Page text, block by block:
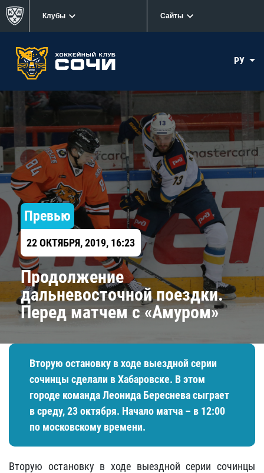
Клубы Сайты
РУ
Превью
22 ОКТЯБРЯ, 2019, 16:23
Продолжение
дальневосточной поездки.
Перед матчем с «Амуром»
Вторую остановку в ходе выездной серии
сочинцы сделали в Хабаровске. В этом
городе команда Леонида Береснева сыграет
в среду, 23 октября. Начало матча – в 12:00
по московскому времени.
Вторую остановку в ходе выездной серии сочинцы